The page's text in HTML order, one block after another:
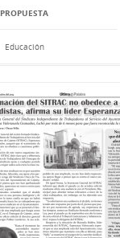
PROPUESTA
Educación